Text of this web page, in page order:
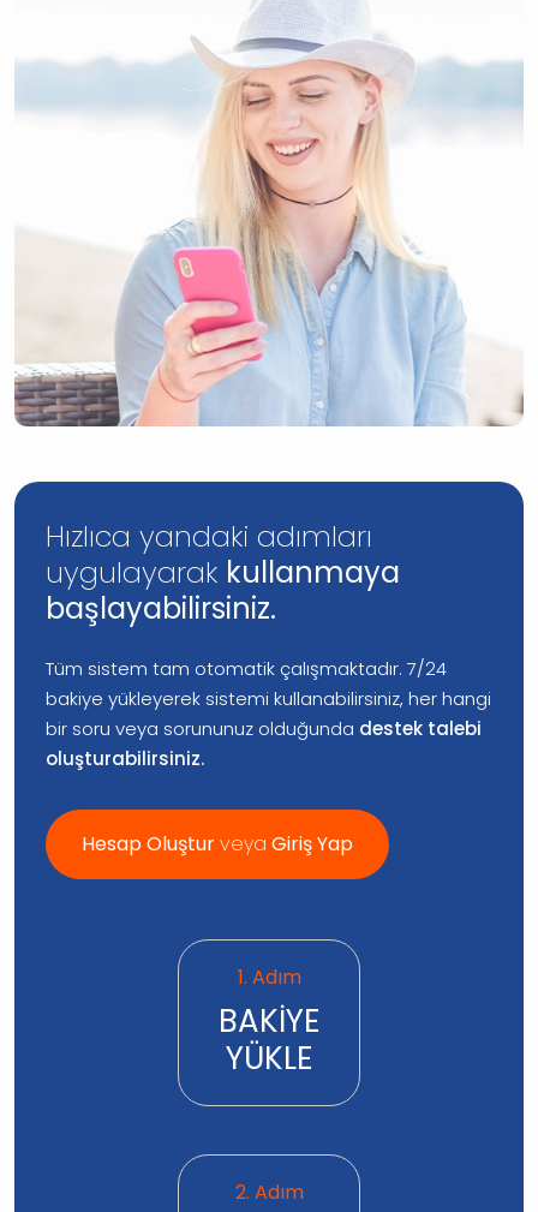
Hızlıca yandaki adımları
uygulayarak kullanmaya
başlayabilirsiniz.
Tüm sistem tam otomatik çalışmaktadır. 7/24
bakiye yükleyerek sistemi kullanabilirsiniz, her hangi
bir soru veya sorununuz olduğunda destek talebi
oluşturabilirsiniz.
Hesap Oluşturveya Giriş Yap
1. Adım
BAKİYE
YÜKLE
2. Adım